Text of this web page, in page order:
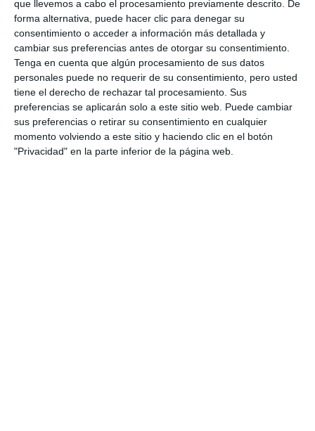
que llevemos a cabo el procesamiento previamente descrito. De
forma alternativa, puede hacer clic para denegar su
consentimiento o acceder a información más detallada y
cambiar sus preferencias antes de otorgar su consentimiento.
Tenga en cuenta que algún procesamiento de sus datos
personales puede no requerir de su consentimiento, pero usted
tiene el derecho de rechazar tal procesamiento. Sus
preferencias se aplicarán solo a este sitio web. Puede cambiar
sus preferencias o retirar su consentimiento en cualquier
momento volviendo a este sitio y haciendo clic en el botón
"Privacidad" en la parte inferior de la página web.
CANDOR CAMPUS MIJAS FÚTBOL MULTIDEPORTE